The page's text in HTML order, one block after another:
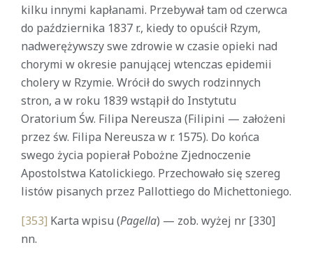
kilku innymi kapłanami. Przebywał tam od czerwca
do października 1837 r., kiedy to opuścił Rzym,
nadwerężywszy swe zdrowie w czasie opieki nad
chorymi w okresie panującej wtenczas epidemii
cholery w Rzymie. Wrócił do swych rodzinnych
stron, a w roku 1839 wstąpił do Instytutu
Oratorium Św. Filipa Nereusza (Filipini — założeni
przez św. Filipa Nereusza w r. 1575). Do końca
swego życia popierał Pobożne Zjednoczenie
Apostolstwa Katolickiego. Przechowało się szereg
listów pisanych przez Pallottiego do Michettoniego.
[353] Karta wpisu (Pagella) — zob. wyżej nr [330]
nn.